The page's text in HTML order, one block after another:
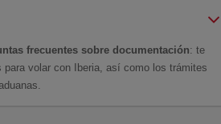
frecuentes sobre documentación: te
volar con Iberia, así como los trámites